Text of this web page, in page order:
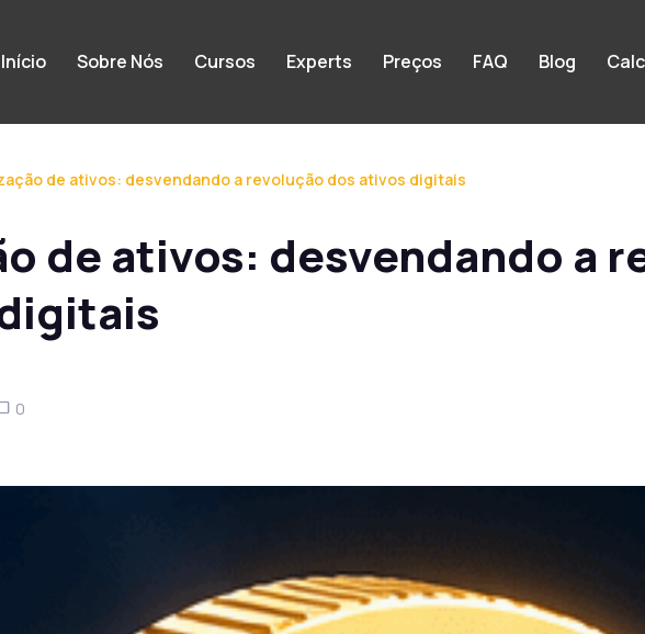
Início Sobre Nós Cursos Experts Preços FAQ Blog
de ativos: desvendando a revolução dos ativos digitais
de ativos: desvendando a
0